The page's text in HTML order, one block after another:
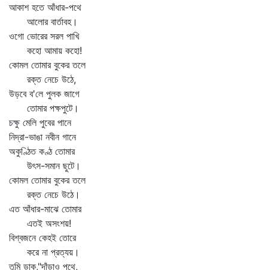
আকাশ হতে আঁধার-পথে
আলোর বার্তাবহ।
ওগো ভোরের সরল পাখি
কহো আমায় কহো!
কোমল তোমার বুকের তলে
রক্ত নেচে উঠে,
উড়বে ব'লে পুলক জাগে
তোমার পক্ষপুটে।
চক্ষু মেলি পুবের পানে
নিদ্রা-ভাঙা নবীন গানে
অকুণ্ঠিত কণ্ঠ তোমার
উৎস-সমান ছুটে।
কোমল তোমার বুকের তলে
রক্ত নেচে উঠে।
এত আঁধার-মাঝে তোমার
এতই অসংশয়!
বিশ্বজনে কেহই তোরে
করে না প্রত্যয়।
তুমি ডাক,"দাঁড়াও পথে,